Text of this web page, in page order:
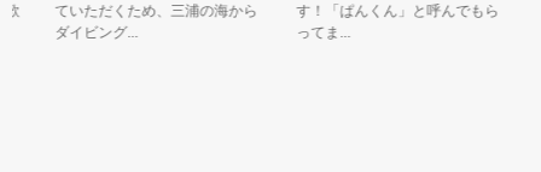
ていただくため、三浦の海から
ダイビング...
す！「ぱんくん」と呼んでもら
ってま...